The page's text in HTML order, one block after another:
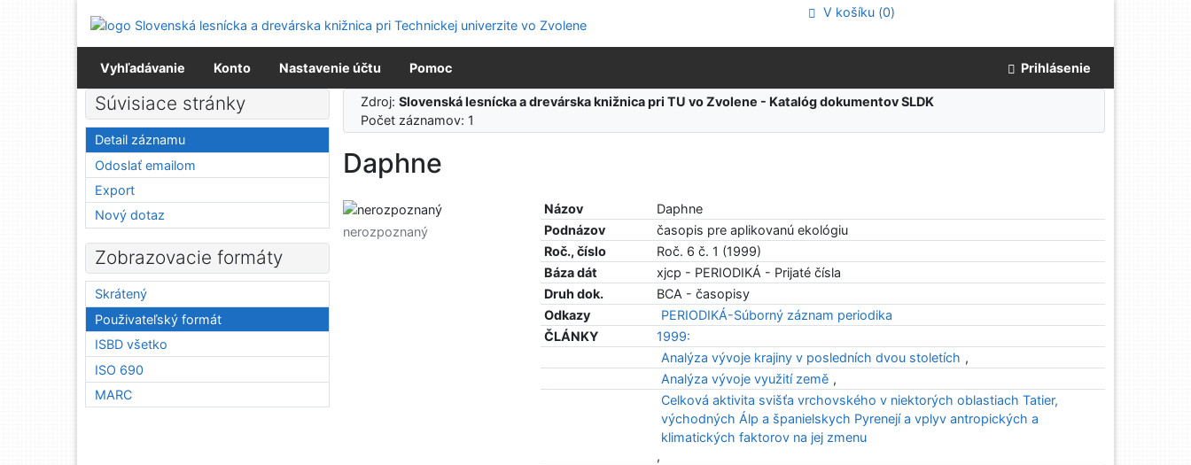
Prejsť na menu
Prehlásenie o webovej prístupnosti
V košíku (0)
Vyhľadávanie Konto Nastavenie účtu Pomoc Prihlásenie
Zdroj:Slovenská lesnícka a drevárska knižnica pri TU vo Zvolene - Katalóg dokumentov SLDK
Počet záznamov: 1
Daphne
Názov
Daphne
Podnázov
časopis pre aplikovanú ekológiu
Roč., číslo
Roč. 6 č. 1 (1999)
Báza dát
xjcp - PERIODIKÁ - Prijaté čísla
Druh dok.
BCA - časopisy
Odkazy
PERIODIKÁ-Súborný záznam periodika
ČLÁNKY
1999:
Analýza vývoje krajiny v posledních dvou stoletích ,
Analýza vývoje využití země ,
Celková aktivita svišťa vrchovského v niektorých oblastiach Tatier,
východných Álp a španielskych Pyrenejí a vplyv antropických a
klimatických faktorov na jej zmenu
,
nerozpoznaný
Súvisiace stránky
Detail záznamu
Odoslať emailom
Export
Nový dotaz
Zobrazovacie formáty
Skrátený
Použivateľský formát
ISBD všetko
ISO 690
MARC